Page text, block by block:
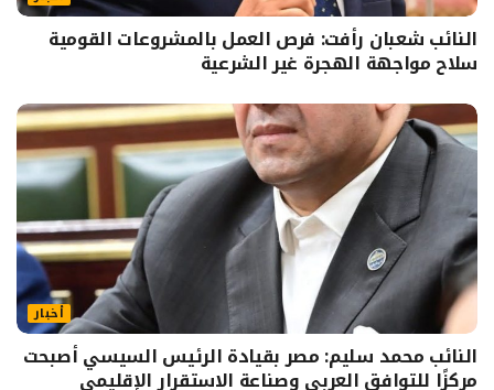
النائب شعبان رأفت: فرص العمل بالمشروعات القومية
سلاح مواجهة الهجرة غير الشرعية
أخبار
النائب محمد سليم: مصر بقيادة الرئيس السيسي أصبحت
مركزًا للتوافق العربي وصناعة الاستقرار الإقليمي